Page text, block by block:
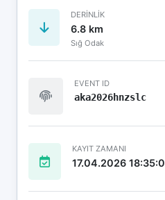
DERINLIK
6.8 km
Sığ Odak
EVENT ID
aka2026hnzslc
KAYIT ZAMANI
17.04.2026